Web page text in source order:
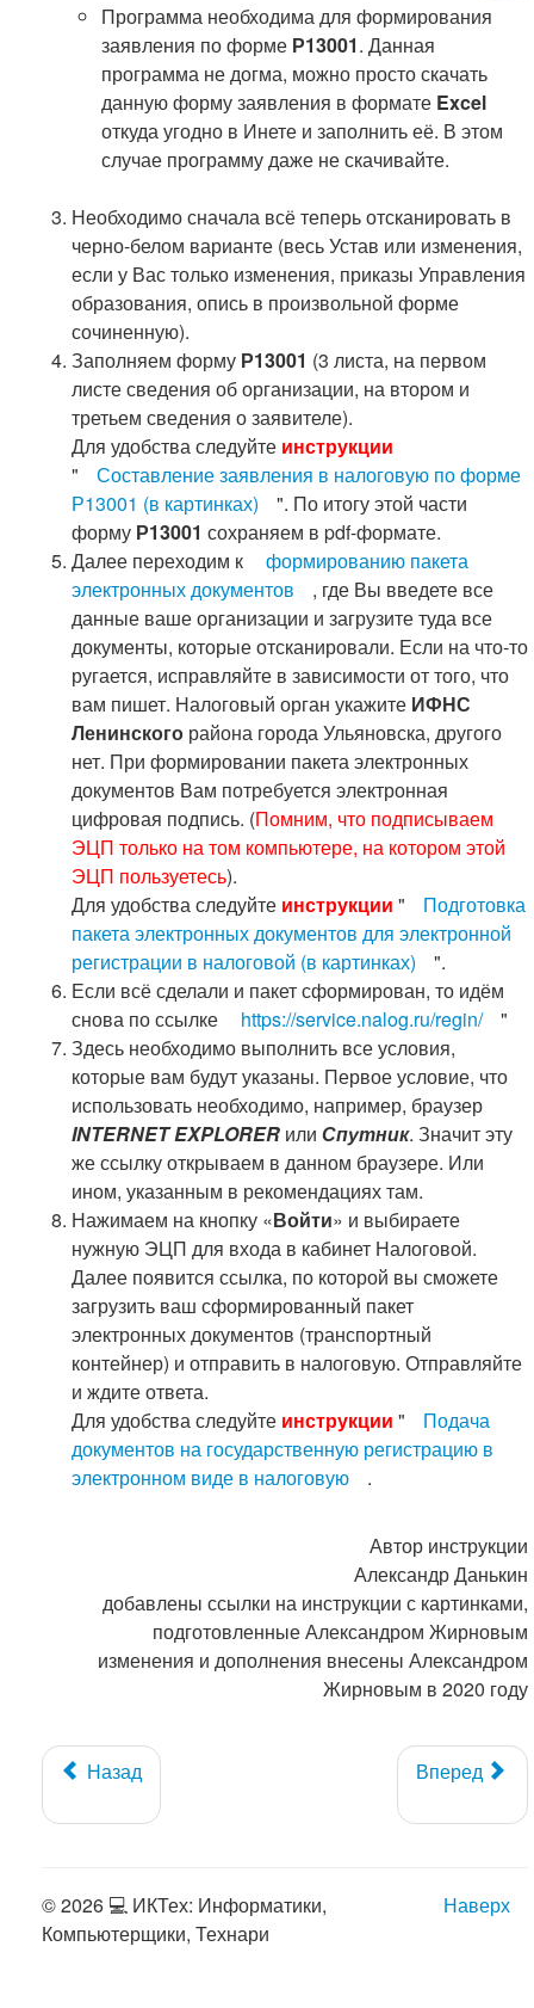
Программа необходима для формирования
заявления по форме Р13001. Данная
программа не догма, можно просто скачать
данную форму заявления в формате Excel
откуда угодно в Инете и заполнить её. В этом
случае программу даже не скачивайте.
Необходимо сначала всё теперь отсканировать в
черно-белом варианте (весь Устав или изменения,
если у Вас только изменения, приказы Управления
образования, опись в произвольной форме
сочиненную).
Заполняем форму Р13001 (3 листа, на первом
листе сведения об организации, на втором и
третьем сведения о заявителе).
Для удобства следуйте инструкции
"
Составление заявления в налоговую по форме
Р13001 (в картинках)
". По итогу этой части
форму Р13001 сохраняем в pdf-формате.
Далее переходим к
формированию пакета
электронных документов
, где Вы введете все
данные ваше организации и загрузите туда все
документы, которые отсканировали. Если на что-то
ругается, исправляйте в зависимости от того, что
вам пишет. Налоговый орган укажите ИФНС
Ленинского района города Ульяновска, другого
нет. При формировании пакета электронных
документов Вам потребуется электронная
цифровая подпись. (Помним, что подписываем
ЭЦП только на том компьютере, на котором этой
ЭЦП пользуетесь).
Для удобства следуйте инструкции "
Подготовка
пакета электронных документов для электронной
регистрации в налоговой (в картинках)
".
Если всё сделали и пакет сформирован, то идём
снова по ссылке
https://service.nalog.ru/regin/
"
Здесь необходимо выполнить все условия,
которые вам будут указаны. Первое условие, что
использовать необходимо, например, браузер
INTERNET EXPLORER или Спутник. Значит эту
же ссылку открываем в данном браузере. Или
ином, указанным в рекомендациях там.
Нажимаем на кнопку «Войти» и выбираете
нужную ЭЦП для входа в кабинет Налоговой.
Далее появится ссылка, по которой вы сможете
загрузить ваш сформированный пакет
электронных документов (транспортный
контейнер) и отправить в налоговую. Отправляйте
и ждите ответа.
Для удобства следуйте инструкции "
Подача
документов на государственную регистрацию в
электронном виде в налоговую
.
Автор инструкции
Александр Данькин
добавлены ссылки на инструкции с картинками,
подготовленные Александром Жирновым
изменения и дополнения внесены Александром
Жирновым в 2020 году
Назад Вперед
Наверх
© 2026 💻 ИКТех: Информатики,
Компьютерщики, Технари